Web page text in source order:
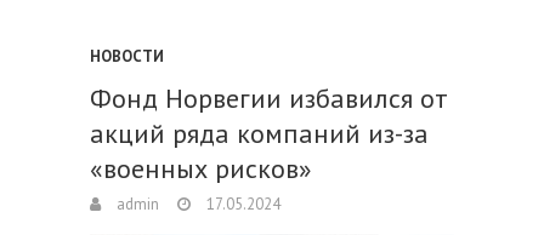
НОВОСТИ
Фонд Норвегии избавился от
акций ряда компаний из-за
«военных рисков»
admin 17.05.2024